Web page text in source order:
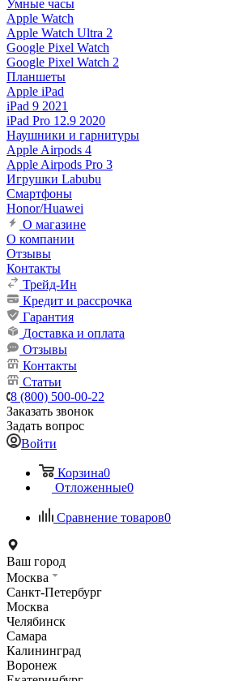
Умные часы
Apple Watch
Apple Watch Ultra 2
Google Pixel Watch
Google Pixel Watch 2
Планшеты
Apple iPad
iPad 9 2021
iPad Pro 12.9 2020
Наушники и гарнитуры
Apple Airpods 4
Apple Airpods Pro 3
Игрушки Labubu
Смартфоны
Honor/Huawei
О магазине
О компании
Отзывы
Контакты
Трейд-Ин
Кредит и рассрочка
Гарантия
Доставка и оплата
Отзывы
Контакты
Статьи
8 (800) 500-00-22
Заказать звонок
Задать вопрос
Войти
Корзина0
Отложенные0
Сравнение товаров0
Ваш город
Москва
Санкт-Петербург
Москва
Челябинск
Самара
Калининград
Воронеж